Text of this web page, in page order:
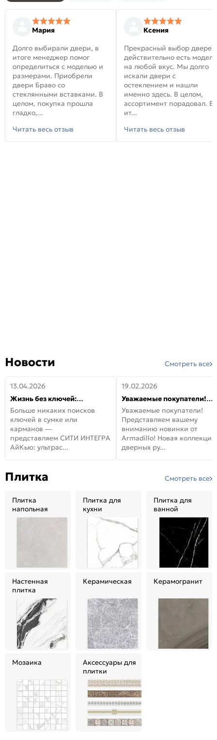
Мария
Долго выбирали двери, в
итоге менеджер помог
определиться с моделью и
размерами. Приобрели
двери Браво со
стеклянными вставками. В
целом, покупка прошла
гладко,...
Читать весь отзыв
Ксения
Прекрасный выбор
действительно есть модели
на любой вкус. Мы долго
искали двери с
остеклением и нашли
именно здесь. В целом,
ассортимент порадовал. В
ит...
Читать весь отзыв
Новости Смотреть все
13.04.2026
Жизнь без ключей:
встречайте новую дверь
СИТИ ИНТЕГРА АйКью!
Больше никаких поисков
ключей в сумке или
карманов —
представляем СИТИ ИНТЕГРА
АйКью: ультрас...
19.02.2026
Уважаемые покупатели!
Представляем вашему
вниманию новинки от
Armadillo!
Уважаемые покупатели!
Представляем вашему
вниманию новинки от
Armadillo! Новая коллекция
дверных ру...
Плитка Смотреть все
Плитка
напольная
Плитка для
кухни
Плитка для
ванной
Настенная
плитка
Керамическая Керамогранит
Мозаика
Аксессуары для
плитки